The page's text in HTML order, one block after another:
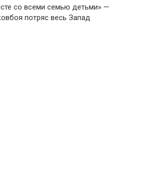
со всеми семью детьми» —
потряс весь Запад